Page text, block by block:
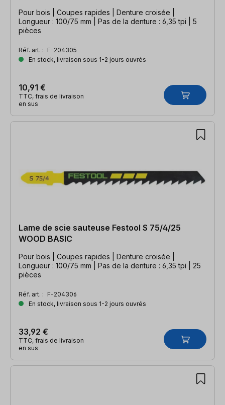
Pour bois | Coupes rapides | Denture croisée |
Longueur : 100/75 mm | Pas de la denture : 6,35 tpi | 5
pièces
Réf. art. : F-204305
En stock, livraison sous 1-2 jours ouvrés
10,91 €
TTC, frais de livraison
en sus
Lame de scie sauteuse Festool S 75/4/25
WOOD BASIC
Pour bois | Coupes rapides | Denture croisée |
Longueur : 100/75 mm | Pas de la denture : 6,35 tpi | 25
pièces
Réf. art. : F-204306
En stock, livraison sous 1-2 jours ouvrés
33,92 €
TTC, frais de livraison
en sus